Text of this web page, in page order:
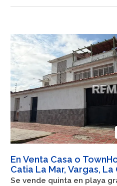
En Venta Casa o
Catia La Mar, Vargas, La
Se vende quinta en playa